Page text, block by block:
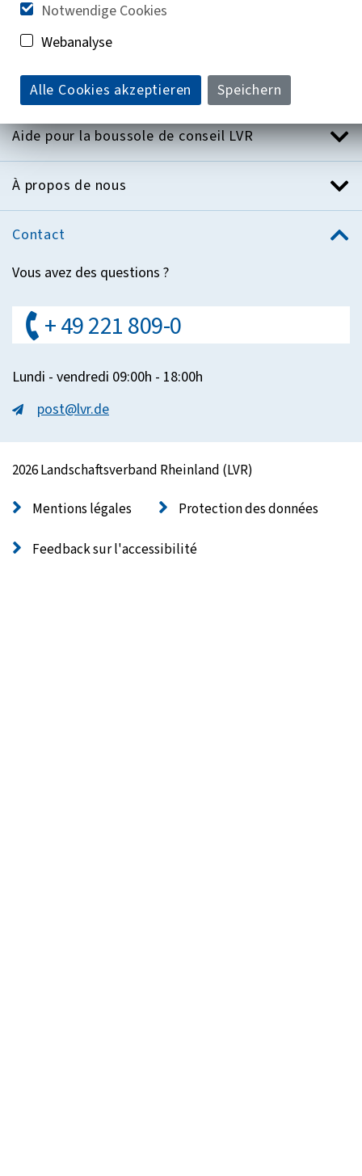
Informations complémentaires
Aide pour la boussole de conseil LVR
À propos de nous
Contact
Vous avez des questions ?
+ 49 221 809-0
Lundi - vendredi 09:00h - 18:00h
post@lvr.de
2026 Landschaftsverband Rheinland (LVR)
Mentions légales Protection des données
Feedback sur l'accessibilité
Notwendige Cookies
Webanalyse
Alle Cookies akzeptieren Speichern